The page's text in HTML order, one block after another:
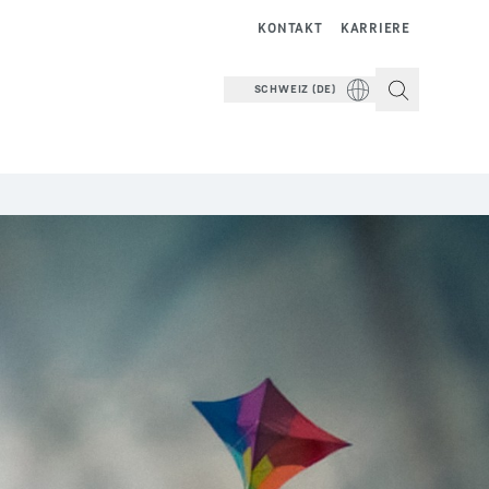
KARRIERE
KONTAKT
SCHWEIZ (DE)